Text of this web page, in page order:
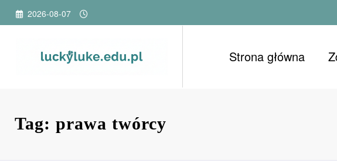
Przejdź 2026-08-07
Strona główna
Tag: prawa twórcy